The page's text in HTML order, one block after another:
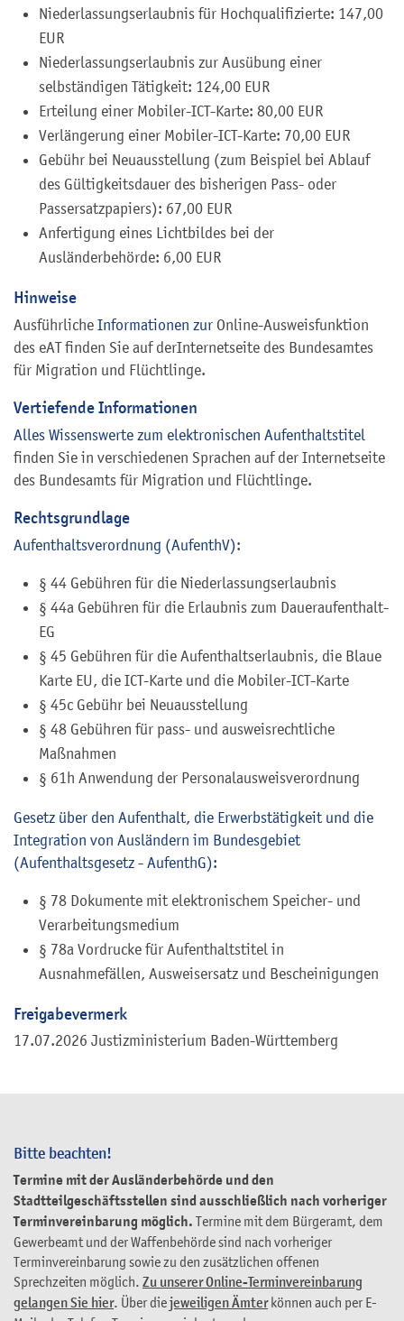
Bitte beachten!
Termine mit der Ausländerbehörde und den
Stadtteilgeschäftsstellen sind ausschließlich nach vorheriger
Terminvereinbarung möglich. Termine mit dem Bürgeramt, dem
Gewerbeamt und der Waffenbehörde sind nach vorheriger
Terminvereinbarung sowie zu den zusätzlichen offenen
Sprechzeiten möglich. Zu unserer Online-Terminvereinbarung
gelangen Sie hier. Über diejeweiligen Ämterkönnen auch per E-
Niederlassungserlaubnis für Hochqualifizierte: 147,00
EUR
Niederlassungserlaubnis zur Ausübung einer
selbständigen Tätigkeit: 124,00 EUR
Erteilung einer Mobiler-ICT-Karte: 80,00 EUR
Verlängerung einer Mobiler-ICT-Karte: 70,00 EUR
Gebühr bei Neuausstellung (zum Beispiel bei Ablauf
des Gültigkeitsdauer des bisherigen Pass- oder
Passersatzpapiers): 67,00 EUR
Anfertigung eines Lichtbildes bei der
Ausländerbehörde: 6,00 EUR
Hinweise
Ausführliche Informationen zur Online-Ausweisfunktion
des eAT finden Sie auf derInternetseite des Bundesamtes
für Migration und Flüchtlinge.
Vertiefende Informationen
Alles Wissenswerte zum elektronischen Aufenthaltstitel
finden Sie in verschiedenen Sprachen auf der Internetseite
des Bundesamts für Migration und Flüchtlinge.
Rechtsgrundlage
Aufenthaltsverordnung (AufenthV):
§ 44 Gebühren für die Niederlassungserlaubnis
§ 44a Gebühren für die Erlaubnis zum Daueraufenthalt-
EG
§ 45 Gebühren für die Aufenthaltserlaubnis, die Blaue
Karte EU, die ICT-Karte und die Mobiler-ICT-Karte
§ 45c Gebühr bei Neuausstellung
§ 48 Gebühren für pass- und ausweisrechtliche
Maßnahmen
§ 61h Anwendung der Personalausweisverordnung
Gesetz über den Aufenthalt, die Erwerbstätigkeit und die
Integration von Ausländern im Bundesgebiet
(Aufenthaltsgesetz - AufenthG):
§ 78 Dokumente mit elektronischem Speicher- und
Verarbeitungsmedium
§ 78a Vordrucke für Aufenthaltstitel in
Ausnahmefällen, Ausweisersatz und Bescheinigungen
Freigabevermerk
17.07.2026 Justizministerium Baden-Württemberg